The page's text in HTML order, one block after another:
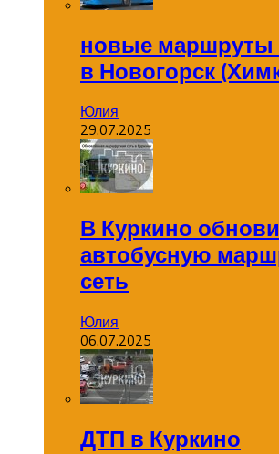
новые маршруты
в Новогорск
Юлия
29.07.2025
В Куркино
автобусную
сеть
Юлия
06.07.2025
ДТП в Куркино